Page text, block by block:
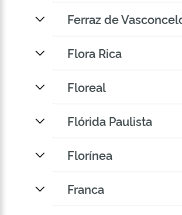
Ferraz de
Flora Rica
Floreal
Flórida Paulista
Florínea
Franca